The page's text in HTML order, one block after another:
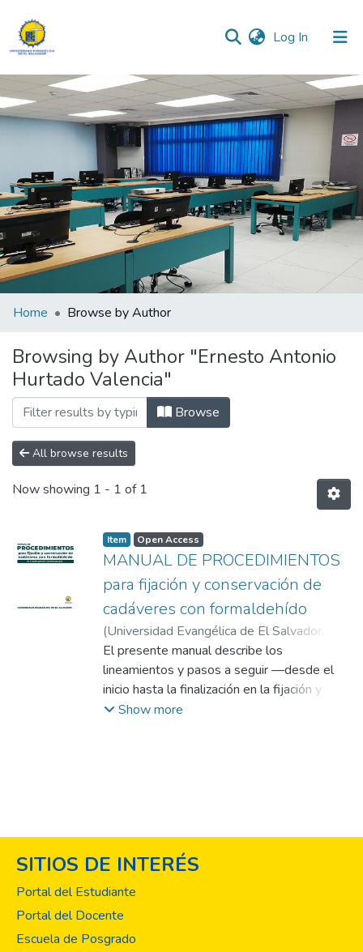
Log In (current)
Communities & Collections
All of DSpace
Home Browse by Author
Browsing by Author "Ernesto Antonio
Hurtado Valencia"
Browse
All browse results
Now showing 1 - 1 of 1
Item Open Access
MANUAL DE PROCEDIMIENTOS
para fijación y conservación de
cadáveres con formaldehído
(Universidad Evangélica de El Salvador,
2025-06)Ernesto Antonio Hurtado
Valencia
El presente manual describe los
lineamientos y pasos a seguir —desde el
inicio hasta la finalización en la fijación y
conservación de cadáveres— y enumera los
formaldehído, dado que el cadáver es un
tesoro de información académica y científica
futuros profesionales. En El Salvador no
existe un manual de procedimientos para
Show more
SITIOS DE INTERÉS
Portal del Estudiante
Portal del Docente
Escuela de Posgrado